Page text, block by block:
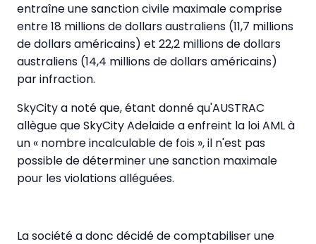
entraîne une sanction civile maximale comprise
entre 18 millions de dollars australiens (11,7 millions
de dollars américains) et 22,2 millions de dollars
australiens (14,4 millions de dollars américains)
par infraction.
SkyCity a noté que, étant donné qu'AUSTRAC
allègue que SkyCity Adelaide a enfreint la loi AML à
un « nombre incalculable de fois », il n'est pas
possible de déterminer une sanction maximale
pour les violations alléguées.
La société a donc décidé de comptabiliser une